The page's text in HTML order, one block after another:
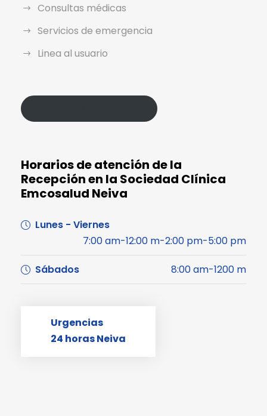
Consultas médicas
Servicios de emergencia
Linea al usuario
Horarios de atención de la
Recepción en la Sociedad Clínica
Emcosalud Neiva
Lunes - Viernes
7:00 am-12:00 m-2:00 pm-5:00 pm
Sábados 8:00 am-1200 m
Urgencias
24 horas Neiva